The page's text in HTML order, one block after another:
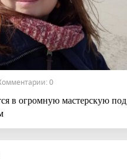
0
в огромную мастерскую под